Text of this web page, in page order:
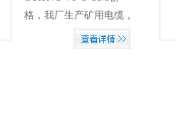
格，我厂生产矿用电缆，
橡套电缆，控制电缆，电